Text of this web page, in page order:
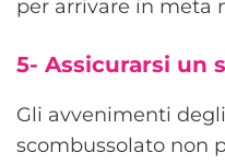
per arrivare in meta
5- Assicurarsi un
Gli avvenimenti
scombussolato non